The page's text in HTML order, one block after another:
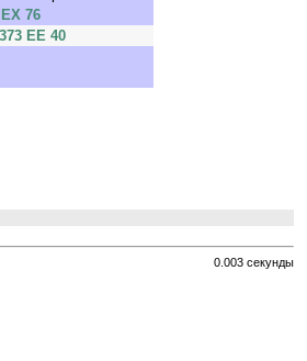
76
ЕЕ 40
0.003 секунды